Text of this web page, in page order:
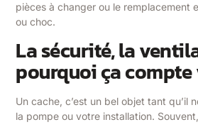
pièces à changer ou le remplacement
ou choc.
La sécurité, la
pourquoi ça
Un cache, c’est un bel objet tant qu’il
la pompe ou votre installation.